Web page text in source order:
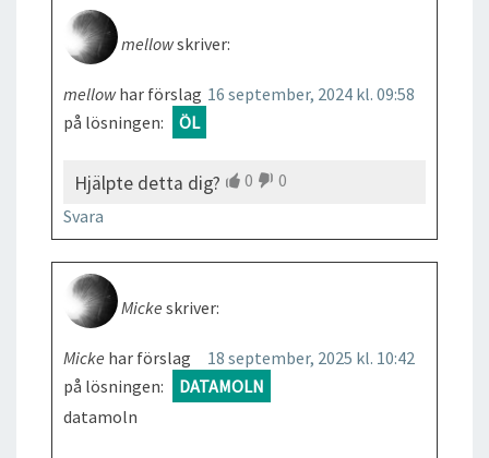
mellowskriver:
16 september, 2024 kl. 09:58
mellow har förslag
på lösningen:
ÖL
Hjälpte detta dig? 0
0
Svara
Micke skriver:
18 september, 2025 kl. 10:42
Micke har förslag
på lösningen:
DATAMOLN
datamoln